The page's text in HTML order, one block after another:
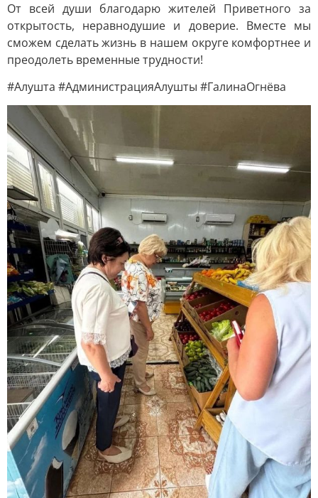
От всей души благодарю жителей Приветного за
открытость, неравнодушие и доверие. Вместе мы
сможем сделать жизнь в нашем округе комфортнее и
преодолеть временные трудности!
#Алушта #АдминистрацияАлушты #ГалинаОгнёва